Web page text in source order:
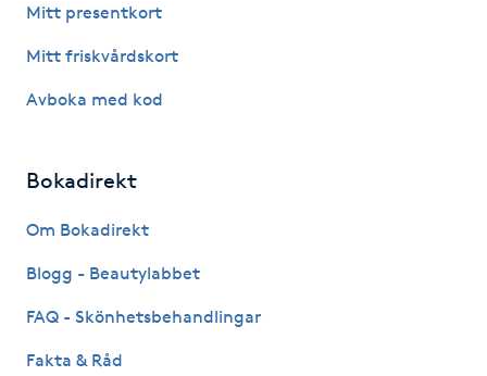
Headspa
Hollywood Peel
Hot Stone Massage
Mitt presentkort
Mitt friskvårdskort
Avboka med kod
Bokadirekt
Om Bokadirekt
Blogg - Beautylabbet
FAQ - Skönhetsbehandlingar
Fakta & Råd